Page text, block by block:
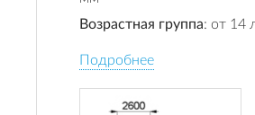
Возрастная группа: от 14
Подробнее